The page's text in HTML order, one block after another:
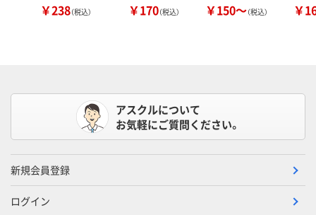
￥238（税込） ￥170（税込） ￥150～（税込） ￥
アスクルについて
お気軽にご質問ください。
新規会員登録
ログイン